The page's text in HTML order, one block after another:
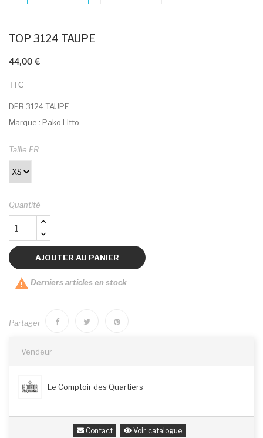
TOP 3124 TAUPE
44,00 €
TTC
DEB 3124 TAUPE
Marque : Pako Litto
Taille FR
Quantité
AJOUTER AU PANIER
 Derniers articles en stock
Partager
Vendeur
Le Comptoir des Quartiers
Contact Voir catalogue